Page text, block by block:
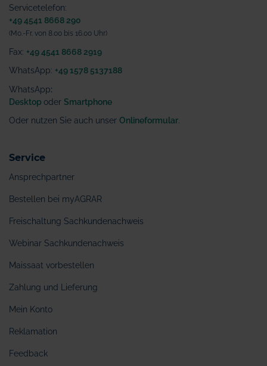
Servicetelefon:
+49 4541 8668 290
(Mo.-Fr. von 8.00 bis 16.00 Uhr)
Fax: +49 4541 8668 2919
WhatsApp: +49 1578 5137188
WhatsApp:
Desktop oder Smartphone
Oder nutzen Sie auch unser Onlineformular
Service
Ansprechpartner
Bestellen bei myAGRAR
Freischaltung Sachkundenachweis
Webinar Sachkundenachweis
Maissaat vorbestellen
Zahlung und Lieferung
Mein Konto
Reklamation
Feedback